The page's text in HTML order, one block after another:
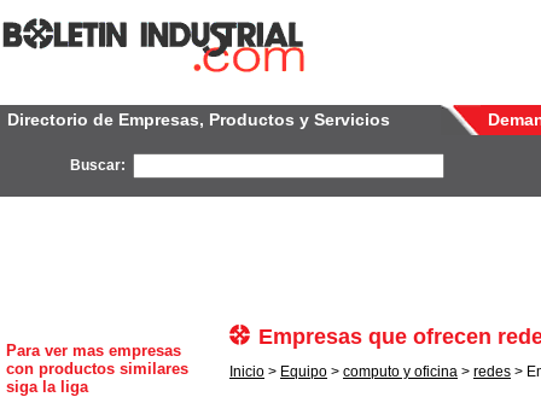
Directorio de Empresas, Productos y Servicios
Buscar:
Para ver mas empresas
con productos similares
siga la liga
Empresas que ofrecen
Inicio > Equipo > computo y oficina > redes >